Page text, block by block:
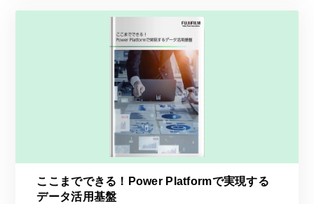
ここまでできる！Power Platformで実現する
データ活用基盤